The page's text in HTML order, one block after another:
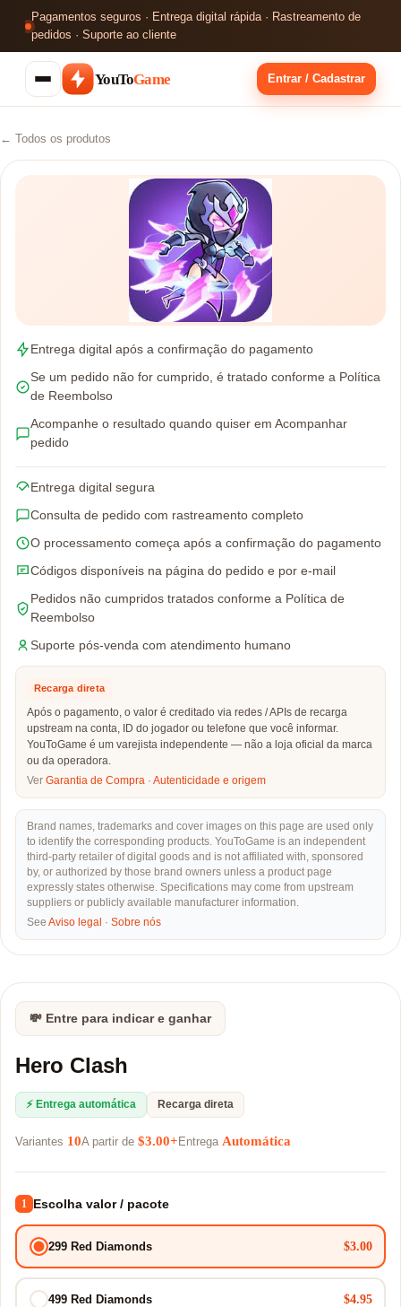
Pagamentos seguros · Entrega digital rápida · Rastreamento de
pedidos · Suporte ao cliente
YouToGame Entrar / Cadastrar
← Todos os produtos
Entrega digital após a confirmação do pagamento
Se um pedido não for cumprido, é tratado conforme a Política
de Reembolso
Acompanhe o resultado quando quiser em Acompanhar
pedido
Entrega digital segura
Consulta de pedido com rastreamento completo
O processamento começa após a confirmação do pagamento
Códigos disponíveis na página do pedido e por e-mail
Pedidos não cumpridos tratados conforme a Política de
Reembolso
Suporte pós-venda com atendimento humano
Recarga direta
Após o pagamento, o valor é creditado via redes / APIs de recarga
upstream na conta, ID do jogador ou telefone que você informar.
YouToGame é um varejista independente — não a loja oficial da marca
ou da operadora.
Ver Garantia de Compra · Autenticidade e origem
Brand names, trademarks and cover images on this page are used only
to identify the corresponding products. YouToGame is an independent
third-party retailer of digital goods and is not affiliated with, sponsored
by, or authorized by those brand owners unless a product page
expressly states otherwise. Specifications may come from upstream
suppliers or publicly available manufacturer information.
See Aviso legal · Sobre nós
💸 Entre para indicar e ganhar
Hero Clash
⚡ Entrega automática Recarga direta
Variantes 10A partir de $3.00+ Entrega Automática
1 Escolha valor / pacote
299 Red Diamonds $3.00
499 Red Diamonds $4.95